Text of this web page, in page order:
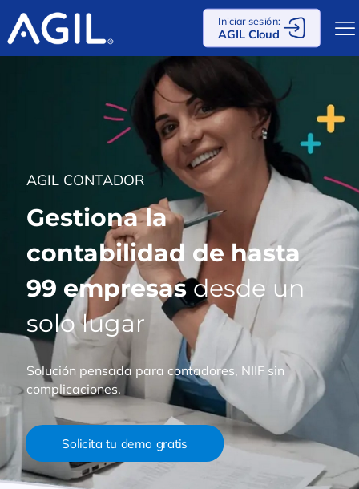
Iniciar sesión:
AGIL Cloud
AGIL CONTADOR
Gestiona la
contabilidad de hasta
99 empresasdesde un
solo lugar
Solución pensada para contadores, NIIF sin
complicaciones.
Solicita tu demo gratis